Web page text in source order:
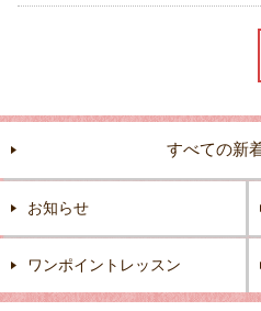
すべての新
お知らせ
ワンポイントレッスン